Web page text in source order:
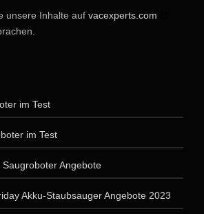
unsere Inhalte auf vacexperts.com
im Test
im Test
Angebote
Akku-Staubsauger Angebote 2023